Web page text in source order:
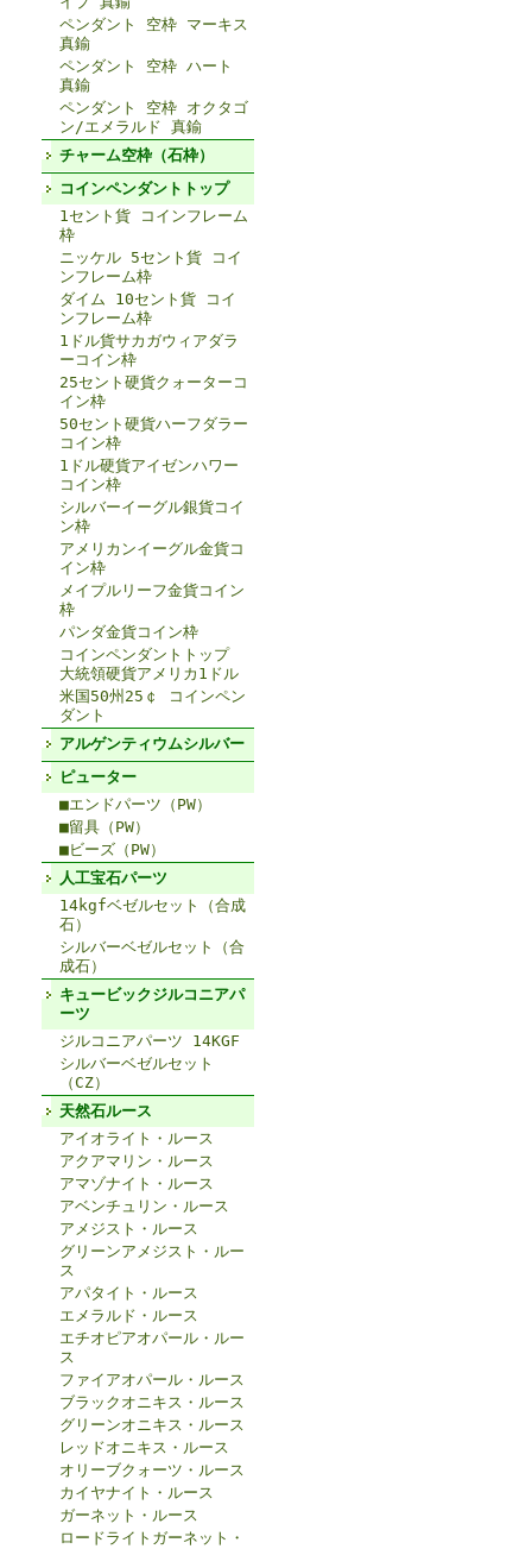
ペンダント 空枠 マーキス
真鍮
ペンダント 空枠 ハート
真鍮
ペンダント 空枠 オクタゴ
ン/エメラルド 真鍮
チャーム空枠（石枠）
コインペンダントトップ
1セント貨 コインフレーム
枠
ニッケル 5セント貨 コイ
ンフレーム枠
ダイム 10セント貨 コイ
ンフレーム枠
1ドル貨サカガウィアダラ
ーコイン枠
25セント硬貨クォーターコ
イン枠
50セント硬貨ハーフダラー
コイン枠
1ドル硬貨アイゼンハワー
コイン枠
シルバーイーグル銀貨コイ
ン枠
アメリカンイーグル金貨コ
イン枠
メイプルリーフ金貨コイン
枠
パンダ金貨コイン枠
コインペンダントトップ
大統領硬貨アメリカ1ドル
米国50州25￠ コインペン
ダント
アルゲンティウムシルバー
ピューター
■エンドパーツ（PW）
■留具（PW）
■ビーズ（PW）
人工宝石パーツ
14kgfベゼルセット（合成
石）
シルバーベゼルセット（合
成石）
キュービックジルコニアパ
ーツ
ジルコニアパーツ 14KGF
シルバーベゼルセット
（CZ）
天然石ルース
アイオライト・ルース
アクアマリン・ルース
アマゾナイト・ルース
アベンチュリン・ルース
アメジスト・ルース
グリーンアメジスト・ルー
ス
アパタイト・ルース
エメラルド・ルース
エチオピアオパール・ルー
ス
ファイアオパール・ルース
ブラックオニキス・ルース
グリーンオニキス・ルース
レッドオニキス・ルース
オリーブクォーツ・ルース
カイヤナイト・ルース
ガーネット・ルース
ロードライトガーネット・